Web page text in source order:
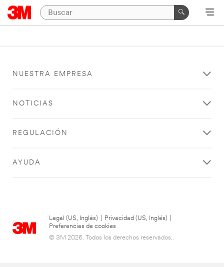
NUESTRA EMPRESA
NOTICIAS
REGULACIÓN
AYUDA
Legal (US, Inglés) Privacidad (US, Inglés)
Preferencias de cookies
© 3M 2026. Todos los derechos reservados..